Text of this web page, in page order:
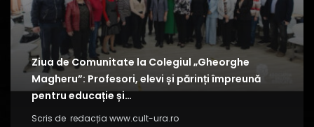
Ziua de Comunitate la Colegiul „Gheorghe
Magheru”: Profesori, elevi și părinți împreună
pentru educație și…
Scris de redacția www.cult-ura.ro